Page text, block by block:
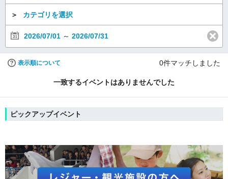
＞ カテゴリを選択
2026/07/01 ～ 2026/07/31
表示順について 0件マッチしました
一致するイベントはありませんでした
ピックアップイベント